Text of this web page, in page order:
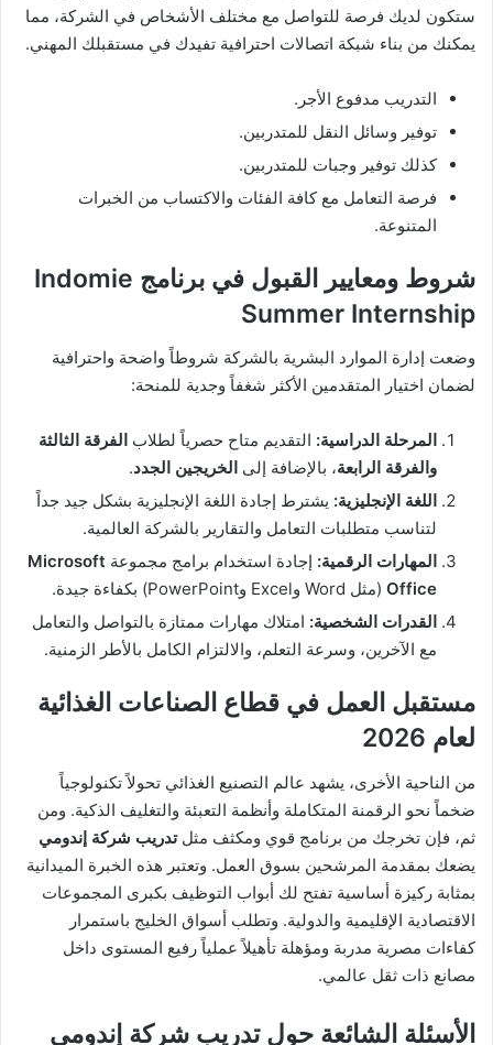
ستكون لديك فرصة للتواصل مع مختلف الأشخاص في الشركة، مما
يمكنك من بناء شبكة اتصالات احترافية تفيدك في مستقبلك المهني.
التدريب مدفوع الأجر.
توفير وسائل النقل للمتدربين.
كذلك توفير وجبات للمتدربين.
فرصة التعامل مع كافة الفئات والاكتساب من الخبرات
المتنوعة.
شروط ومعايير القبول في برنامج Indomie
Summer Internship
وضعت إدارة الموارد البشرية بالشركة شروطاً واضحة واحترافية
لضمان اختيار المتقدمين الأكثر شغفاً وجدية للمنحة:
المرحلة الدراسية: التقديم متاح حصرياً لطلاب الفرقة الثالثة
والفرقة الرابعة، بالإضافة إلى الخريجين الجدد.
اللغة الإنجليزية: يشترط إجادة اللغة الإنجليزية بشكل جيد جداً
لتناسب متطلبات التعامل والتقارير بالشركة العالمية.
المهارات الرقمية: إجادة استخدام برامج مجموعة Microsoft
Office (مثل Word وExcel وPowerPoint) بكفاءة جيدة.
القدرات الشخصية: امتلاك مهارات ممتازة بالتواصل والتعامل
مع الآخرين، وسرعة التعلم، والالتزام الكامل بالأطر الزمنية.
مستقبل العمل في قطاع الصناعات الغذائية
لعام 2026
من الناحية الأخرى، يشهد عالم التصنيع الغذائي تحولاً تكنولوجياً
ضخماً نحو الرقمنة المتكاملة وأنظمة التعبئة والتغليف الذكية. ومن
ثم، فإن تخرجك من برنامج قوي ومكثف مثلتدريب شركة إندومي
يضعك بمقدمة المرشحين بسوق العمل. وتعتبر هذه الخبرة الميدانية
بمثابة ركيزة أساسية تفتح لك أبواب التوظيف بكبرى المجموعات
الاقتصادية الإقليمية والدولية. وتطلب أسواق الخليج باستمرار
كفاءات مصرية مدربة ومؤهلة تأهيلاً عملياً رفيع المستوى داخل
مصانع ذات ثقل عالمي.
الأسئلة الشائعة حول تدريب شركة إندومي